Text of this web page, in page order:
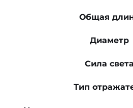
Общая
Диаметр
Сила света
Тип